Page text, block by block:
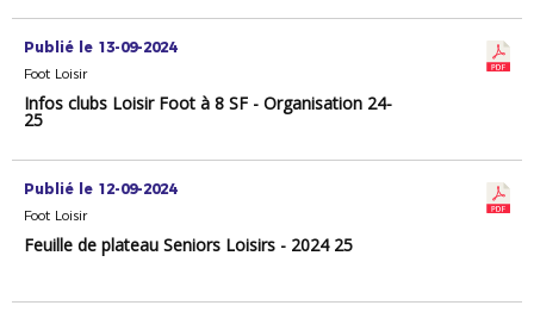
Publié le 13-09-2024
Foot Loisir
Infos clubs Loisir Foot à 8 SF - Organisation 24-
25
Publié le 12-09-2024
Foot Loisir
Feuille de plateau Seniors Loisirs - 2024 25